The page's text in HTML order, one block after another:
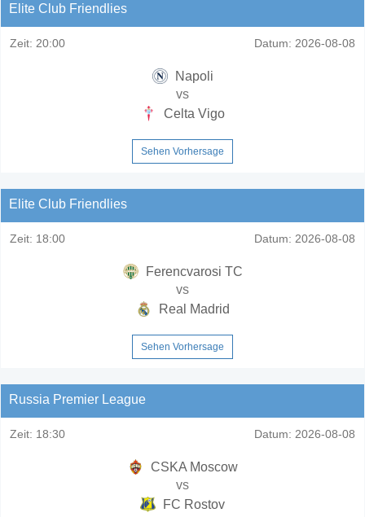
Elite Club Friendlies
Zeit: 20:00 Datum: 2026-08-08
Napoli
vs
Celta Vigo
Sehen Vorhersage
Elite Club Friendlies
Zeit: 18:00 Datum: 2026-08-08
Ferencvarosi TC
vs
Real Madrid
Sehen Vorhersage
Russia Premier League
Zeit: 18:30 Datum: 2026-08-08
CSKA Moscow
vs
FC Rostov